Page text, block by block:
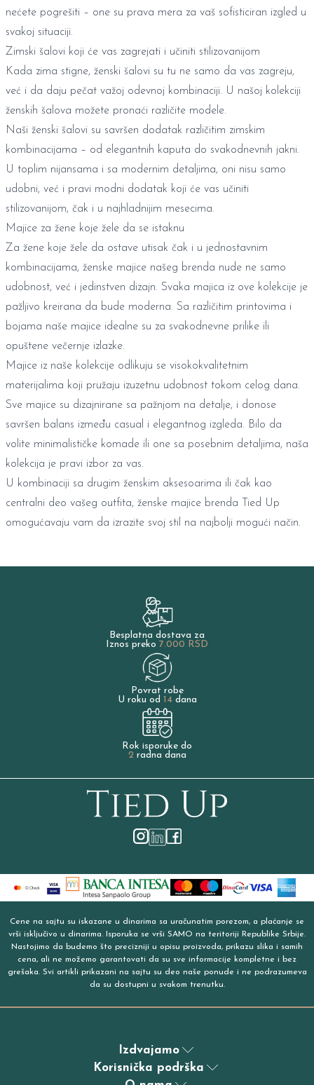
nećete pogrešiti – one su prava mera za vaš sofisticiran izgled u
svakoj situaciji.
Zimski šalovi koji će vas zagrejati i učiniti stilizovanijom
Kada zima stigne, ženski šalovi su tu ne samo da vas zagreju,
već i da daju pečat važoj odevnoj kombinaciji. U našoj kolekciji
ženskih šalova možete pronaći različite modele.
Naši ženski šalovi su savršen dodatak različitim zimskim
kombinacijama – od elegantnih kaputa do svakodnevnih jakni.
U toplim nijansama i sa modernim detaljima, oni nisu samo
udobni, već i pravi modni dodatak koji će vas učiniti
stilizovanijom, čak i u najhladnijim mesecima.
Majice za žene koje žele da se istaknu
Za žene koje žele da ostave utisak čak i u jednostavnim
kombinacijama, ženske majice našeg brenda nude ne samo
udobnost, već i jedinstven dizajn. Svaka majica iz ove kolekcije je
pažljivo kreirana da bude moderna. Sa različitim printovima i
bojama naše majice idealne su za svakodnevne prilike ili
opuštene večernje izlazke.
Majice iz naše kolekcije odlikuju se visokokvalitetnim
materijalima koji pružaju izuzetnu udobnost tokom celog dana.
Sve majice su dizajnirane sa pažnjom na detalje, i donose
savršen balans između casual i elegantnog izgleda. Bilo da
volite minimalističke komade ili one sa posebnim detaljima, naša
kolekcija je pravi izbor za vas.
U kombinaciji sa drugim ženskim aksesoarima ili čak kao
centralni deo vašeg outfita, ženske majice brenda Tied Up
omogućavaju vam da izrazite svoj stil na najbolji mogući način.
Besplatna dostava za
Iznos preko 7.000 RSD
Povrat robe
U roku od 14dana
Rok isporuke do
2radna dana
Cene na sajtu su iskazane u dinarima sa uračunatim porezom, a plaćanje se
vrši isključivo u dinarima. Isporuka se vrši SAMO na teritoriji Republike Srbije.
Nastojimo da budemo što precizniji u opisu proizvoda, prikazu slika i samih
cena, ali ne možemo garantovati da su sve informacije kompletne i bez
grešaka. Svi artikli prikazani na sajtu su deo naše ponude i ne podrazumeva
da su dostupni u svakom trenutku.
Izdvajamo
Korisnička podrška